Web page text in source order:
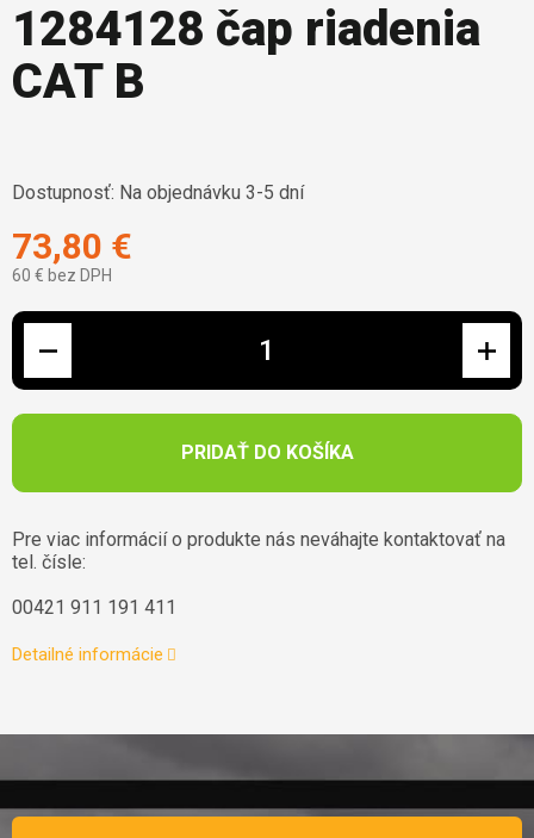
1284128 čap riadenia
CAT B
Dostupnosť: Na objednávku 3-5 dní
73,80 €
60 € bez DPH
Jednotková cena:
PRIDAŤ DO KOŠÍKA
Pre viac informácií o produkte nás neváhajte kontaktovať na
tel. čísle:
00421 911 191 411
Detailné informácie